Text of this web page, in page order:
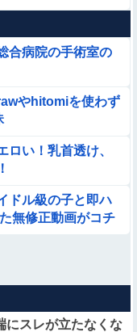
合病院の手術室の
やhitomiを使わず
ロい！乳首透け、
ドル級の子と即ハ
無修正動画がコチ
にスレが立たなくな